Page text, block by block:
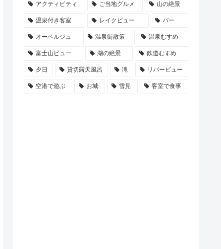
アクティビティ ご当地グルメ 山の絶景
温泉付き客室 レイクビュー バー
オーベルジュ 温泉街散策 温泉むすめ
富士山ビュー 湖の絶景 鉄道むすめ
夕日 貸切露天風呂 滝 リバービュー
空港で遊ぶ お城 雪見 客室で食事